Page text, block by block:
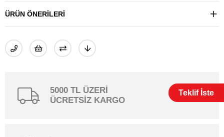
Teklif İste
ÜRÜN ÖNERILERI
5000 TL ÜZERİ
ÜCRETSİZ KARGO